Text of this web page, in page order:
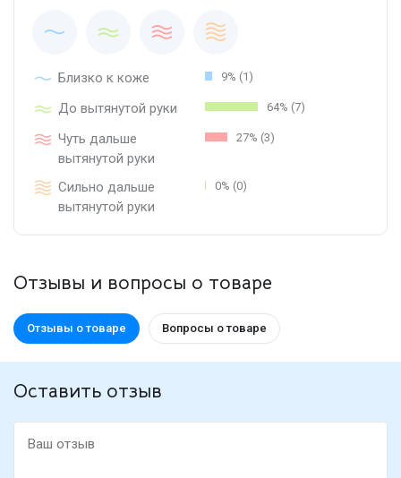
Близко к коже 9% (1)
До вытянутой руки 64% (7)
Чуть дальше
вытянутой руки
27% (3)
Сильно дальше
вытянутой руки
0% (0)
Отзывы и вопросы о товаре
Отзывы о товаре Вопросы о товаре
Оставить отзыв